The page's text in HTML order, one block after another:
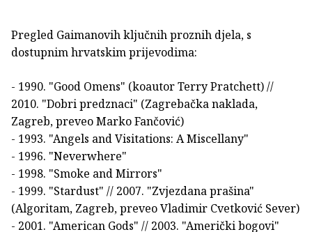
Pregled Gaimanovih ključnih proznih djela, s
dostupnim hrvatskim prijevodima:
- 1990. "Good Omens" (koautor Terry Pratchett) //
2010. "Dobri predznaci" (Zagrebačka naklada,
Zagreb, preveo Marko Fančović)
- 1993. "Angels and Visitations: A Miscellany"
- 1996. "Neverwhere"
- 1998. "Smoke and Mirrors"
- 1999. "Stardust" // 2007. "Zvjezdana prašina"
(Algoritam, Zagreb, preveo Vladimir Cvetković Sever)
- 2001. "American Gods" // 2003. "Američki bogovi"